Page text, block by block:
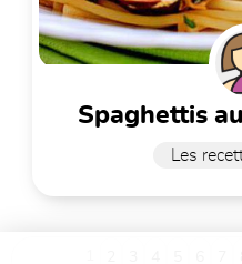
spaghettis
Les